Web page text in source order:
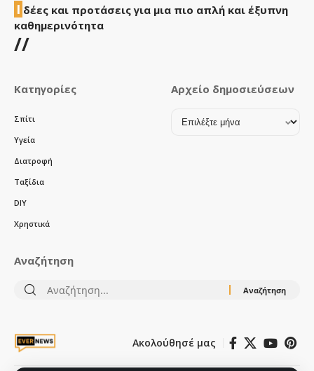
Ι δέες και προτάσεις για μια πιο απλή και έξυπνη
καθημερινότητα
//
Κατηγορίες
Σπίτι
Υγεία
Διατροφή
Ταξίδια
DIY
Χρηστικά
Αρχείο δημοσιεύσεων
Αρχείο
Αναζήτηση
Αναζήτηση
Ακολούθησέ μας